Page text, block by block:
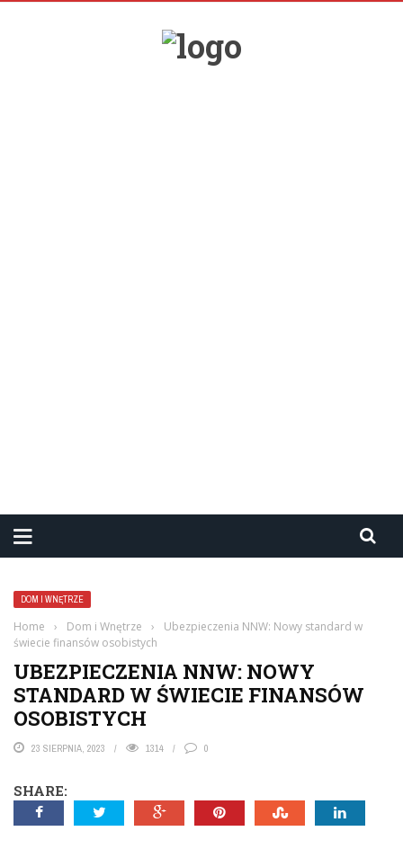
DOM I WNĘTRZE
Home › Dom i Wnętrze ›
Ubezpieczenia NNW: Nowy standard w
świecie finansów osobistych
UBEZPIECZENIA NNW: NOWY
STANDARD W ŚWIECIE FINANSÓW
OSOBISTYCH
23 SIERPNIA, 2023 1314 0
SHARE: